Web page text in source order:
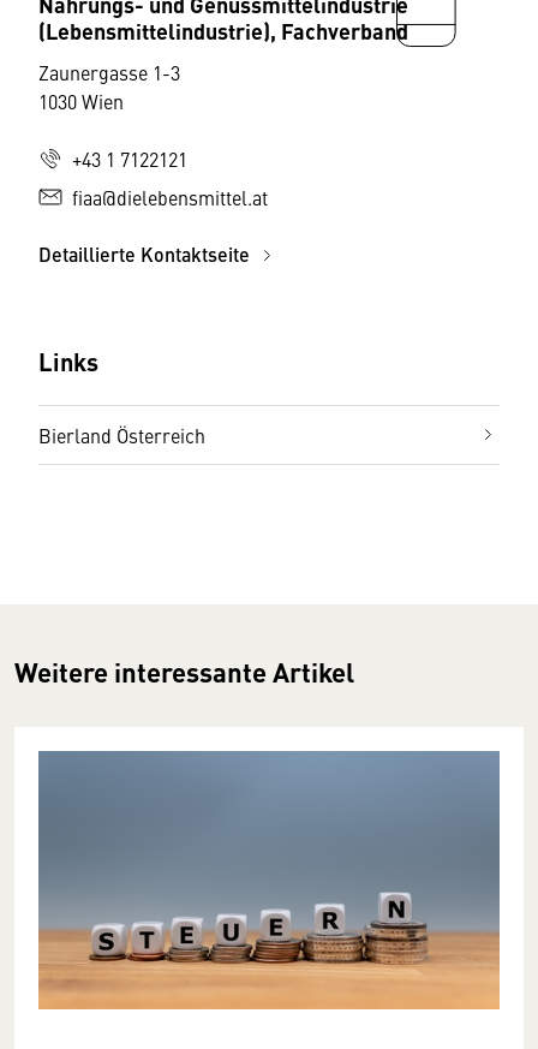
(Lebensmittelindustrie), Fachverband
Zaunergasse 1-3
1030 Wien
+43 1 7122121
fiaa@dielebensmittel.at
Detaillierte Kontaktseite
Links
Bierland Österreich
Weitere interessante Artikel